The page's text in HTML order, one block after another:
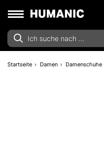
Startseite Damen Damenschuhe